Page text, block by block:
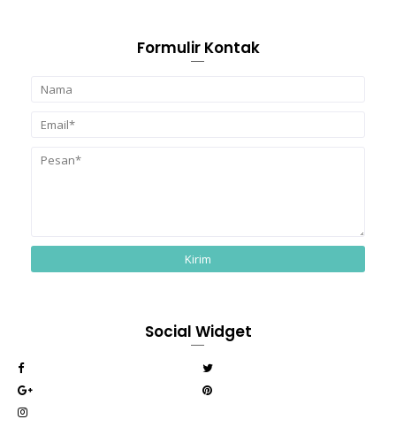
Formulir Kontak
Social Widget